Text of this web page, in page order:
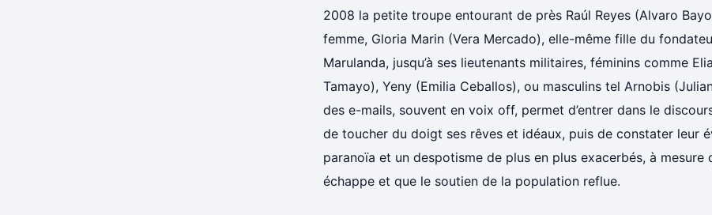
2008 la petite troupe entourant de près Raúl Reyes (Alvaro
femme, Gloria Marin (Vera Mercado), elle-même fille du
Marulanda, jusqu’à ses lieutenants militaires, féminins comme
Tamayo), Yeny (Emilia Ceballos), ou masculins tel Arnobis
des e-mails, souvent en voix off, permet d’entrer dans le
de toucher du doigt ses rêves et idéaux, puis de constater leur
paranoïa et un despotisme de plus en plus exacerbés, à mesure
échappe et que le soutien de la population reflue.